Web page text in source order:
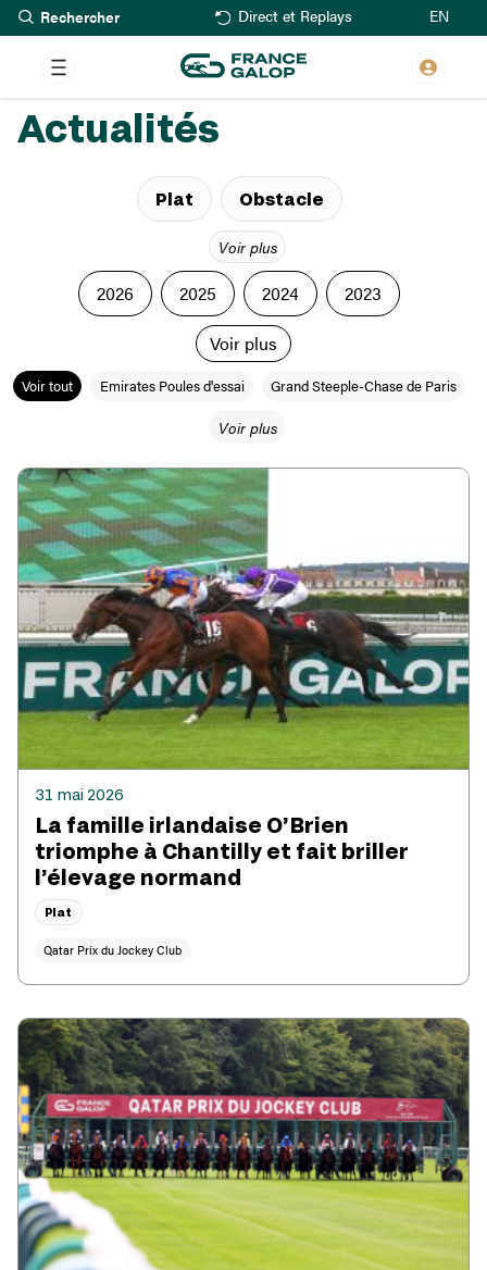
Aller
au
contenu
principal
Rechercher Direct et Replays EN
Actualités
Plat Obstacle
Voir plus
2026 2025 2024
2023
Voir plus
Voir tout Emirates Poules d'essai Grand Steeple-Chase de Paris
Voir plus
31 mai 2026
La famille irlandaise O’Brien
triomphe à Chantilly et fait briller
l’élevage normand
Plat
Qatar Prix du Jockey Club